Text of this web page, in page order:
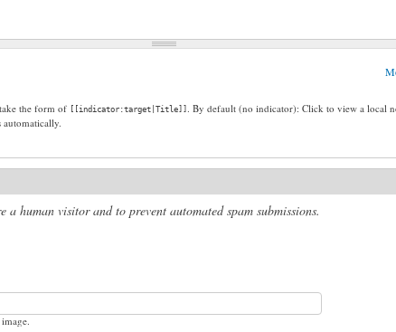
the form of [[indicator:target|Title]]. By default (no indicator): Click to view a local
automatically.
human visitor and to prevent automated spam submissions.